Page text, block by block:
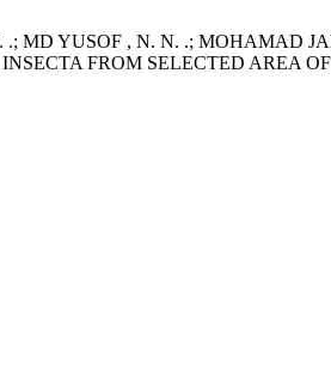
MD YUSOF , N. N. .; MOHAMAD
FROM SELECTED AREA